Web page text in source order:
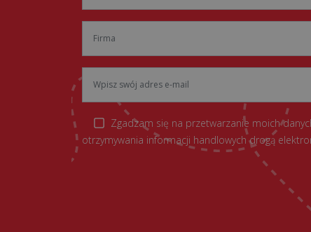
Zgadzam się na przetwarzanie moich
otrzymywania informacji handlowych drogą